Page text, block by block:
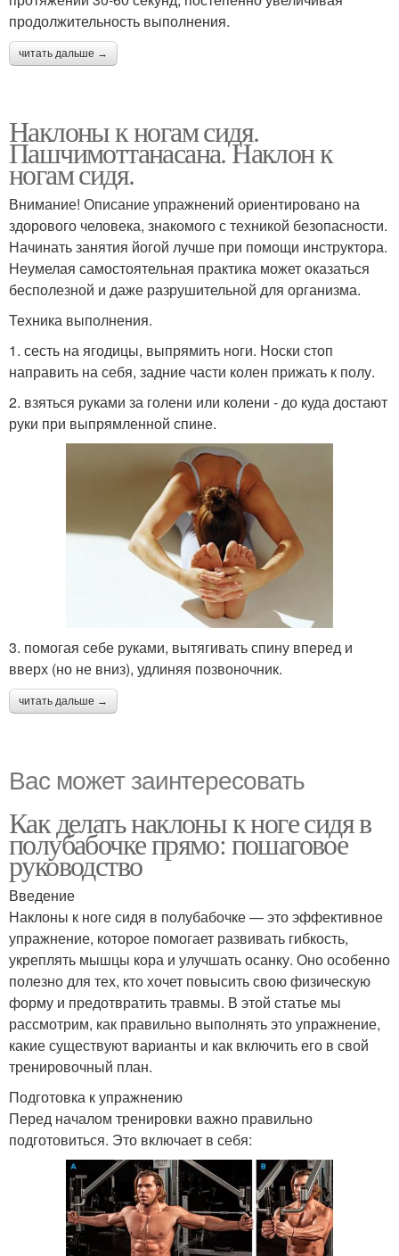
продолжительность выполнения.
читать дальше →
Наклоны к ногам сидя.
Пашчимоттанасана. Наклон к
ногам сидя.
Внимание! Описание упражнений ориентировано на
здорового человека, знакомого с техникой безопасности.
Начинать занятия йогой лучше при помощи инструктора.
Неумелая самостоятельная практика может оказаться
бесполезной и даже разрушительной для организма.
Техника выполнения.
1. сесть на ягодицы, выпрямить ноги. Носки стоп
направить на себя, задние части колен прижать к полу.
2. взяться руками за голени или колени - до куда достают
руки при выпрямленной спине.
3. помогая себе руками, вытягивать спину вперед и
вверх (но не вниз), удлиняя позвоночник.
читать дальше →
Вас может заинтересовать
Как делать наклоны к ноге сидя в
полубабочке прямо: пошаговое
руководство
Введение
Наклоны к ноге сидя в полубабочке — это эффективное
упражнение, которое помогает развивать гибкость,
укреплять мышцы кора и улучшать осанку. Оно особенно
полезно для тех, кто хочет повысить свою физическую
форму и предотвратить травмы. В этой статье мы
рассмотрим, как правильно выполнять это упражнение,
какие существуют варианты и как включить его в свой
тренировочный план.
Подготовка к упражнению
Перед началом тренировки важно правильно
подготовиться. Это включает в себя: